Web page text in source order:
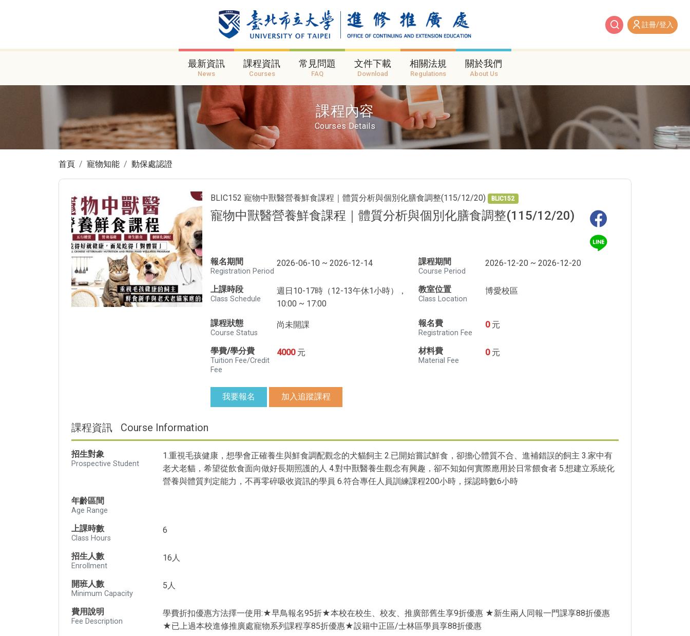
註冊/登入
最新資訊
News
課程資訊
Courses
常見問題
FAQ
文件下載
Download
相關法規
Regulations
關於我們
About Us
課程內容
Courses Details
首頁 寵物知能 動保處認證
BLIC152 寵物中獸醫營養鮮食課程｜體質分析與個別化膳食調整(115/12/20) BLIC152
寵物中獸醫營養鮮食課程｜體質分析與個別化膳食調整(115/12/20)
報名期間
Registration Period
2026-06-10 ~ 2026-12-14 課程期間
Course Period
2026-12-20 ~ 2026-12-20
上課時段
Class Schedule
週日10-17時（12-13午休1小時），
10:00 ~ 17:00
教室位置
Class Location
博愛校區
課程狀態
Course Status
尚未開課 報名費
Registration Fee
0 元
學費/學分費
Tuition Fee/Credit
Fee
4000 元 材料費
Material Fee
0 元
我要報名 加入追蹤課程
課程資訊 Course Information
招生對象
Prospective Student
1.重視毛孩健康，想學會正確養生與鮮食調配觀念的犬貓飼主 2.已開始嘗試鮮食，卻擔心體質不合、進補錯誤的飼主 3.家中有
老犬老貓，希望從飲食面向做好長期照護的人 4.對中獸醫養生觀念有興趣，卻不知如何實際應用於日常餵食者 5.想建立系統化
營養與體質判定能力，不再零碎吸收資訊的學員 6.符合專任人員訓練課程200小時，採認時數6小時
年齡區間
Age Range
上課時數
Class Hours
6
招生人數
Enrollment
16人
開班人數
Minimum Capacity
5人
費用說明
Fee Description
學費折扣優惠方法擇一使用:★早鳥報名95折★本校在校生、校友、推廣部舊生享9折優惠 ★新生兩人同報一門課享88折優惠
★已上過本校進修推廣處寵物系列課程享85折優惠★設籍中正區/士林區學員享88折優惠